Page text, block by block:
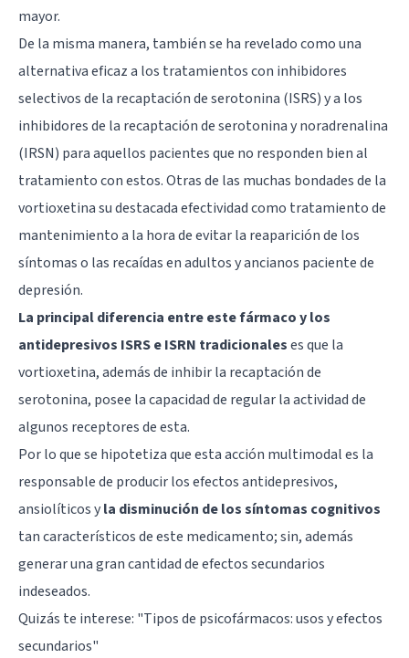
mayor.
De la misma manera, también se ha revelado como una
alternativa eficaz a los tratamientos con inhibidores
selectivos de la recaptación de serotonina (ISRS) y a los
inhibidores de la recaptación de serotonina y noradrenalina
(IRSN) para aquellos pacientes que no responden bien al
tratamiento con estos. Otras de las muchas bondades de la
vortioxetina su destacada efectividad como tratamiento de
mantenimiento a la hora de evitar la reaparición de los
síntomas o las recaídas en adultos y ancianos paciente de
depresión.
La principal diferencia entre este fármaco y los
antidepresivos ISRS e ISRN tradicionaleses que la
vortioxetina, además de inhibir la recaptación de
serotonina, posee la capacidad de regular la actividad de
algunos receptores de esta.
Por lo que se hipotetiza que esta acción multimodal es la
responsable de producir los efectos antidepresivos,
ansiolíticos yla disminución de los síntomas cognitivos
tan característicos de este medicamento; sin, además
generar una gran cantidad de efectos secundarios
indeseados.
Quizás te interese: "Tipos de psicofármacos: usos y efectos
secundarios"